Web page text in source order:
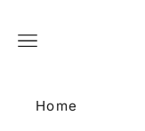
メニュー
Home